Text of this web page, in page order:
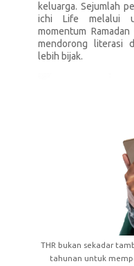
keluarga. Sejumlah
ichi Life melalui
momentum
mendorong literasi
lebih bijak.
THR bukan sekadar
tahunan untuk